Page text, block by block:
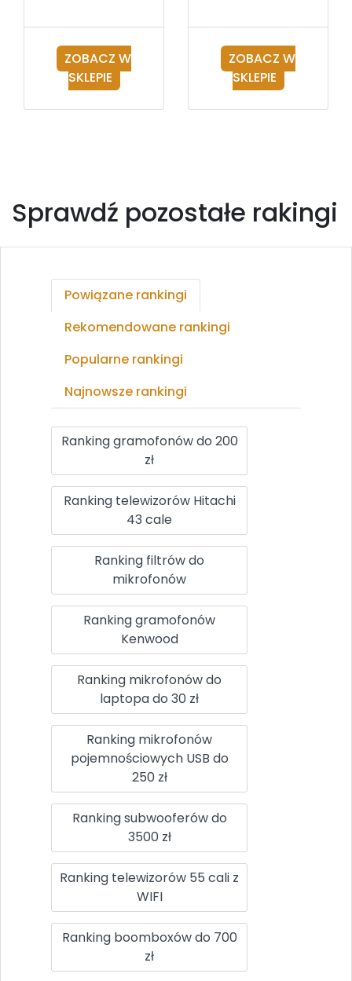
ZOBACZ W
SKLEPIE
ZOBACZ W
SKLEPIE
Sprawdź pozostałe rakingi
Powiązane rankingi
Rekomendowane rankingi
Popularne rankingi
Najnowsze rankingi
Ranking gramofonów do 200
zł
Ranking telewizorów Hitachi
43 cale
Ranking filtrów do
mikrofonów
Ranking gramofonów
Kenwood
Ranking mikrofonów do
laptopa do 30 zł
Ranking mikrofonów
pojemnościowych USB do
250 zł
Ranking subwooferów do
3500 zł
Ranking telewizorów 55 cali z
WIFI
Ranking boomboxów do 700
zł